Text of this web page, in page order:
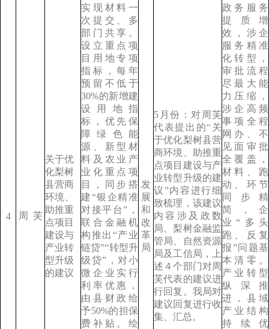
4 周 芙
关于优
化梨树
县营商
环境、
助推重
点项目
建设与
产业转
型升级
的建议
实现材料一
次提交、多
部门共享。
设立重点项
目用地专项
指标，每年
预留不低于
30%的新增建
设用地指
标，优先保
障绿色能
源、新型材
料及农业产
业化重点项
目，同步搭
建“银企精准
对接平台”，
联合金融机
构推出“产业
链贷”“转型升
级贷”，对小
微企业实行
利率优惠，
由县财政给
予50%的担保
费补贴。绘
发
展
和
改
革
局
5月份：对周芙
代表提出的“关
于优化梨树县营
商环境、助推重
点项目建设与产
业转型升级的建
议”内容进行细
致梳理，该建议
内容涉及政数
局、梨树金融监
管局、自然资源
局及工信局，上
述４个部门对周
芙代表的建议进
行回复。我局对
建议回复进行收
集、汇总。
政务服务
提质增
效，涉企
服务精准
化转型，
审批流程
尽最大能
力压缩，
涉企高频
事项全程
网办、不
见面审批
全覆盖，
材料、跑
动、环节
同步精
简，企
业“多头
跑、反复
报”问题基
本清零。
产业转型
纵深推
进，县域
产业结构
持续优